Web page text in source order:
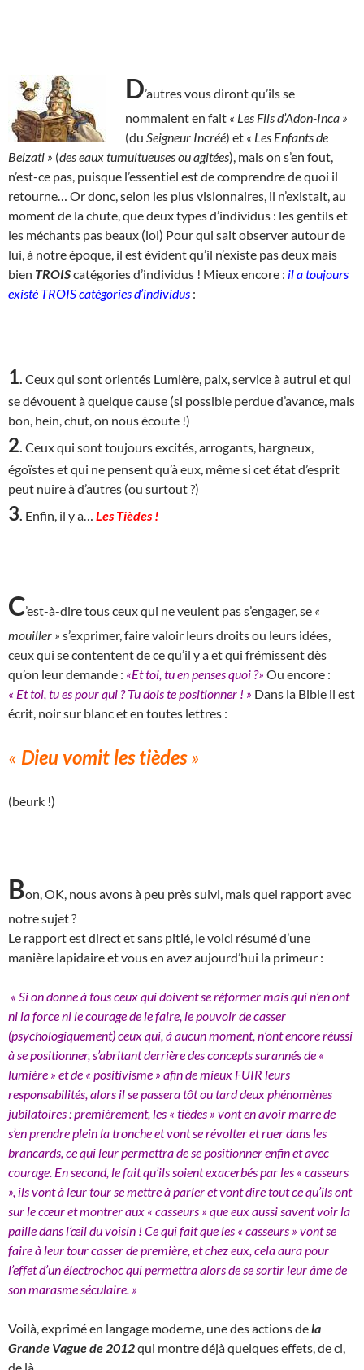
D’autres vous diront qu’ils se
nommaient en fait « Les Fils d’Adon-Inca »
(du Seigneur Incréé) et « Les Enfants de
Belzatl » (des eaux tumultueuses ou agitées), mais on s’en fout,
n’est-ce pas, puisque l’essentiel est de comprendre de quoi il
retourne… Or donc, selon les plus visionnaires, il n’existait, au
moment de la chute, que deux types d’individus : les gentils et
les méchants pas beaux (lol) Pour qui sait observer autour de
lui, à notre époque, il est évident qu’il n’existe pas deux mais
bien TROIScatégories d’individus ! Mieux encore : il a toujours
existé TROIS catégories d’individus :
1 Ceux qui sont orientés Lumière, paix, service à autrui et qui
se dévouent à quelque cause (si possible perdue d’avance, mais
bon, hein, chut, on nous écoute !)
2 Ceux qui sont toujours excités, arrogants, hargneux,
égoïstes et qui ne pensent qu’à eux, même si cet état d’esprit
peut nuire à d’autres (ou surtout ?)
3 Enfin, il y a… Les Tièdes !
C’est-à-dire tous ceux qui ne veulent pas s’engager, se «
mouiller » s’exprimer, faire valoir leurs droits ou leurs idées,
ceux qui se contentent de ce qu’il y a et qui frémissent dès
qu’on leur demande : «Et toi, tu en penses quoi ?» Ou encore :
« Et toi, tu es pour qui ? Tu dois te positionner ! » Dans la Bible il est
écrit, noir sur blanc et en toutes lettres :
« Dieu vomit les tièdes»
(beurk !)
Bon, OK, nous avons à peu près suivi, mais quel rapport avec
notre sujet ?
Le rapport est direct et sans pitié, le voici résumé d’une
manière lapidaire et vous en avez aujourd’hui la primeur :
« Si on donne à tous ceux qui doivent se réformer mais qui n’en ont
ni la force ni le courage de le faire, le pouvoir de casser
(psychologiquement) ceux qui, à aucun moment, n’ont encore réussi
à se positionner, s’abritant derrière des concepts surannés de «
lumière » et de « positivisme » afin de mieux FUIR leurs
responsabilités, alors il se passera tôt ou tard deux phénomènes
jubilatoires : premièrement, les « tièdes » vont en avoir marre de
s’en prendre plein la tronche et vont se révolter et ruer dans les
brancards, ce qui leur permettra de se positionner enfin et avec
courage. En second, le fait qu’ils soient exacerbés par les « casseurs
», ils vont à leur tour se mettre à parler et vont dire tout ce qu’ils ont
sur le cœur et montrer aux « casseurs » que eux aussi savent voir la
paille dans l’œil du voisin ! Ce qui fait que les « casseurs » vont se
faire à leur tour casser de première, et chez eux, cela aura pour
l’effet d’un électrochoc qui permettra alors de se sortir leur âme de
son marasme séculaire. »
Voilà, exprimé en langage moderne, une des actions dela
Grande Vague de 2012qui montre déjà quelques effets, de ci,
de là.